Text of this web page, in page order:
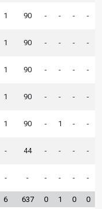
1 90 - - - -
1 90 - - - -
1 90 - - - -
1 90 - - - -
1 90 - 1 - -
- 44 - - - -
- - - - - -
6 637 0 1 0 0